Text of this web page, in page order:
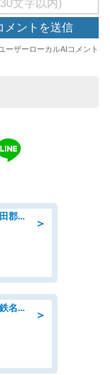
＞
介護職・ヘルパー/デイサービス/額田郡幸田町/JR東海道本線 幸田/愛知県
＞
介護職・ヘルパー/デイサービス/近鉄名古屋線 高田本山/津市/三重県